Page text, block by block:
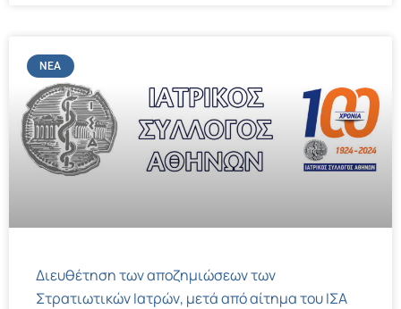
ΝΈΑ
Διευθέτηση των αποζημιώσεων των
Στρατιωτικών Ιατρών, μετά από αίτημα του ΙΣΑ